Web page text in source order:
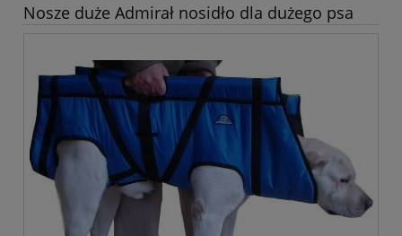
Nosze duże Admirał nosidło dla dużego psa